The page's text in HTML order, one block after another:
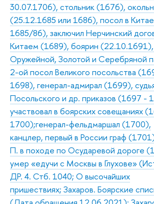
30.07.1706), стольник (1676),
(25.12.1685 или 1686), посол в
1685/86), заключил Нерчинский
Китаем (1689), боярин (22.10.1691),
Оружейной, Золотой и Серебряной
2-ой посол Великого посольства
1698), генерал-адмирал (1699),
Посольского и др. приказов (1697 -
участвовал в боярских совещаниях
1700);генерал-фельдмаршал (1700),
канцлер, первый в России граф
П. в походе по Осударевой дороге
умер «едучи с Москвы в Глухове»
ДР. 4. Стб. 1040; О высочайших
пришествиях; Захаров. Боярские